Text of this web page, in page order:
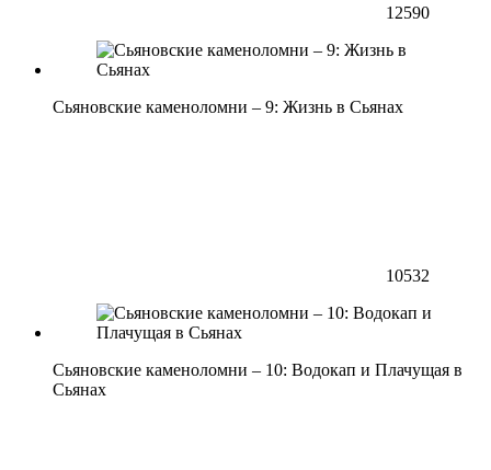
12590
Сьяновские каменоломни – 9: Жизнь в Сьянах
10532
Сьяновские каменоломни – 10: Водокап и Плачущая в
Сьянах